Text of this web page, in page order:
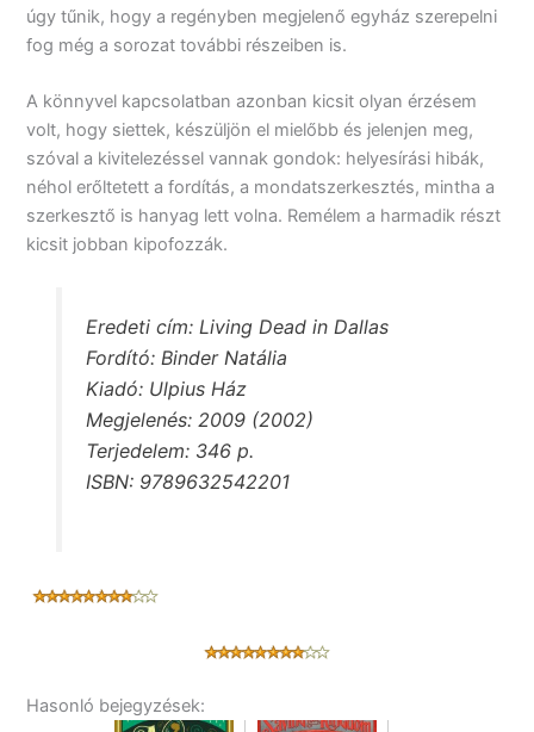
úgy tűnik, hogy a regényben megjelenő egyház szerepelni
fog még a sorozat további részeiben is.
A könnyvel kapcsolatban azonban kicsit olyan érzésem
volt, hogy siettek, készüljön el mielőbb és jelenjen meg,
szóval a kivitelezéssel vannak gondok: helyesírási hibák,
néhol erőltetett a fordítás, a mondatszerkesztés, mintha a
szerkesztő is hanyag lett volna. Remélem a harmadik részt
kicsit jobban kipofozzák.
Eredeti cím: Living Dead in Dallas
Fordító: Binder Natália
Kiadó: Ulpius Ház
Megjelenés: 2009 (2002)
Terjedelem: 346 p.
ISBN: 9789632542201
Hasonló bejegyzések: